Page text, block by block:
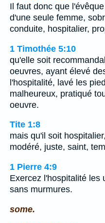
Il faut donc que
d'une seule femme,
conduite, hospitalier,
1 Timothée 5:10
qu'elle soit
oeuvres, ayant élevé
l'hospitalité, lavé les
malheureux, pratiqué
oeuvre.
Tite 1:8
mais qu'il soit
modéré, juste, saint,
1 Pierre 4:9
Exercez l'hospitalité les
sans murmures.
some.